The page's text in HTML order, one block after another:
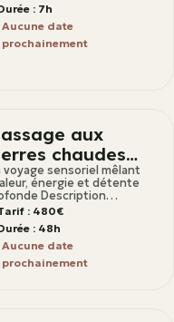
: 7h
Aucune date
prochainement
aux
chaudes
voyage sensoriel mêlant
énergie et détente
Description
une approche
du massage aux pierres
inspirée
: 480€
: 48h
Aucune date
prochainement